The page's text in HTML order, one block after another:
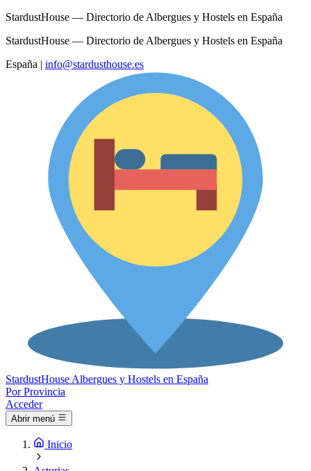
StardustHouse — Directorio de Albergues y Hostels en España
StardustHouse — Directorio de Albergues y Hostels en España
España | info@stardusthouse.es
StardustHouse Albergues y Hostels en España
Por Provincia
Acceder
Abrir menú
Inicio